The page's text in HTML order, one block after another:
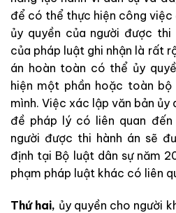
để có thể thực hiện công việc
ủy quyền của người được
của pháp luật ghi nhận là rất
án hoàn toàn có thể ủy
hiện một phần hoặc toàn bộ
mình. Việc xác lập văn bản ủy
đề pháp lý có liên quan đến
người được thi hành án sẽ
định tại Bộ luật dân sự năm
phạm pháp luật khác có liên
Thứ hai, ủy quyền cho người